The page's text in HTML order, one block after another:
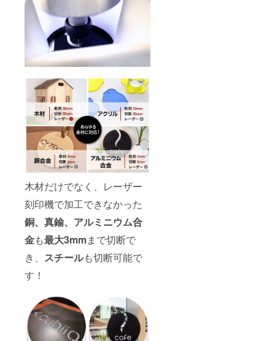
木材だけでなく、レーザー
刻印機で加工できなかった
銅、真鍮、アルミニウム合
金も最大3mmまで切断で
き、 スチールも切断可能で
す！